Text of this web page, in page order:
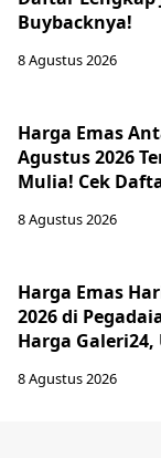
Buybacknya!
8 Agustus 2026
Harga Emas
Agustus 2026
Mulia! Cek
8 Agustus 2026
Harga Emas
2026 di
Harga Galeri24,
8 Agustus 2026